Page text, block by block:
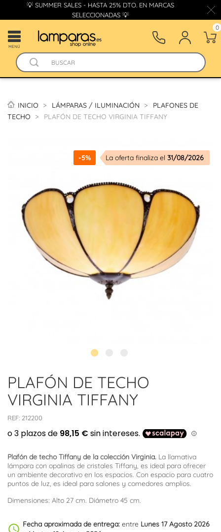
💡 SUMMER SALES - HASTA 25% DTO. EN MARCAS
SELECCIONADAS 💡
MENÚ
0
INICIO LÁMPARAS / ILUMINACIÓN
PLAFONES DE
TECHO
PLAFÓN DE TECHO VIRGINIA TIFFANY
-5% La oferta finaliza el 31/08/2026
PLAFÓN DE TECHO
VIRGINIA TIFFANY
REF: 212200
Plafón de techo Tiffany de la colección Virginia. La llamativa
lámpara con opalinas de cristales Tiffany, es ideal para ofrecer
un ambiente decorativo en los espacios. Con espacio para cuatro
puntos de luz, es ideal para salones y comedores amplios.
Dimensiones: Alto 27 cm. Diámetro 45 cm.
schedule Fecha aproximada de entrega: entre Lunes 17 Agosto 2026